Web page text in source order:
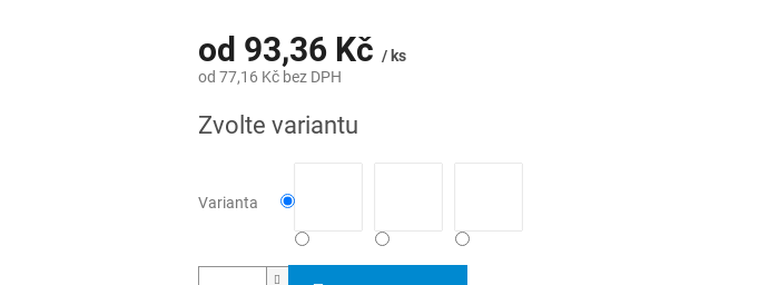
od 93,36 Kč / ks
od 77,16 Kčbez DPH
cena:
Zvolte variantu
Varianta